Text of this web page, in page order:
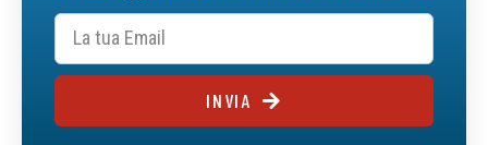
INVIA